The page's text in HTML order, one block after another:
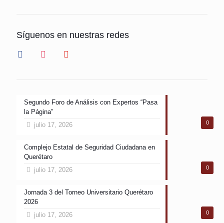
Síguenos en nuestras redes
facebook instagram youtube
0
Segundo Foro de Análisis con Expertos “Pasa
la Página”
julio 17, 2026
0
Complejo Estatal de Seguridad Ciudadana en
Querétaro
julio 17, 2026
0
Jornada 3 del Torneo Universitario Querétaro
2026
julio 17, 2026